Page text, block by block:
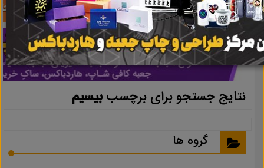
نتایج جستجو برای برچسببیسیم
گروه ها